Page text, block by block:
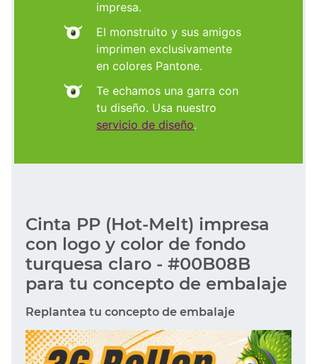
impresa.
El monstruito y sus amigos
imprimen exclusivamente
en colores Pantone.
Te echamos una garra con
tu diseño. Usa nuestro
servicio de diseño.
Cinta PP (Hot-Melt) impresa
con logo y color de fondo
turquesa claro - #00B08B
para tu concepto de embalaje
Replantea tu concepto de embalaje